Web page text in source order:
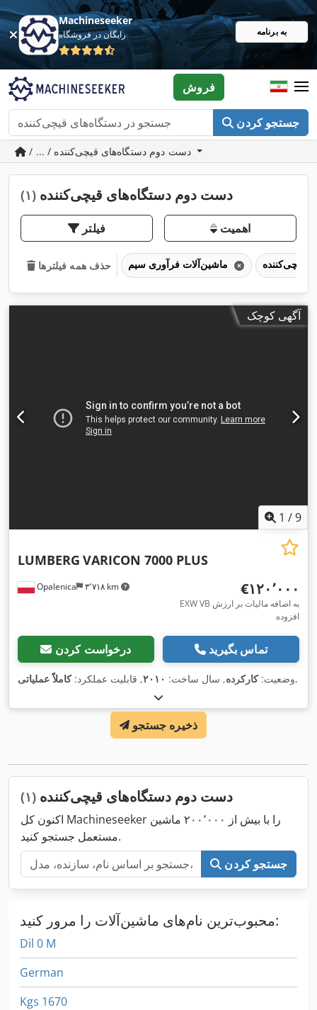
Machineseeker
رایگان در فروشگاه به برنامه
جستجو کردن
فروش
دست دوم دستگاه‌های قیچی‌کننده (۱)
فیلتر اهمیت
حذف همه فیلترها
آگهی کوچک
1 /9
Opalenica ۳٬۷۱۸ km
LUMBERG VARICON 7000 PLUS
‎€۱۲۰٬۰۰۰
EXW VB به اضافه مالیات بر ارزش
افزوده
درخواست کردن تماس بگیرید
وضعیت:کارکرده, سال ساخت: ۲۰۱۰, قابلیت عملکرد:کاملاً عملیاتی ,
ذخیره جستجو
دست دوم دستگاه‌های قیچی‌کننده (۱)
اکنون کل Machineseeker را با بیش از ۲۰۰٬۰۰۰ ماشین
مستعمل جستجو کنید.
جستجو کردن
محبوب‌ترین نام‌های ماشین‌آلات را مرور کنید:
Dil 0 M
German
Kgs 1670